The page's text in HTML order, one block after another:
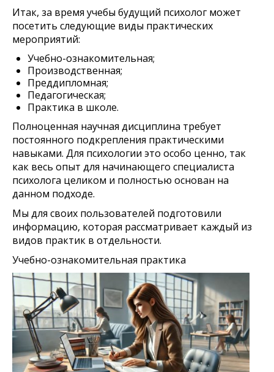
Итак, за время учебы будущий психолог может
посетить следующие виды практических
мероприятий:
Учебно-ознакомительная;
Производственная;
Преддипломная;
Педагогическая;
Практика в школе.
Полноценная научная дисциплина требует
постоянного подкрепления практическими
навыками. Для психологии это особо ценно, так
как весь опыт для начинающего специалиста
психолога целиком и полностью основан на
данном подходе.
Мы для своих пользователей подготовили
информацию, которая рассматривает каждый из
видов практик в отдельности.
Учебно-ознакомительная практика